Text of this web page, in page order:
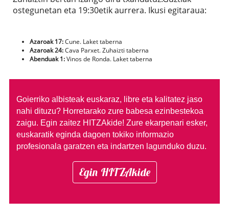
ostegunetan eta 19:30etik aurrera. Ikusi egitaraua:
Azaroak 17:Cune. Laket taberna
Azaroak 24:Cava Parxet. Zuhaizti taberna
Abenduak 1:Vinos de Ronda. Laket taberna
Goierriko albisteak euskaraz, libre eta kalitatez jaso
nahi dituzu? Horretarako zure babesa ezinbestekoa
zaigu. Egin zaitez HITZAkide! Zure ekarpenari esker,
euskaratik eginda dagoen tokiko informazio
profesionala garatzen eta indartzen lagunduko duzu.
Egin HITZAkide